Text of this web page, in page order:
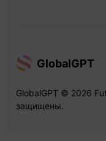
GlobalGPT
GlobalGPT © 2026
защищены.